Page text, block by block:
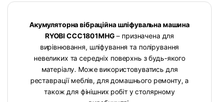
Акумуляторна вібраційна шліфувальна машина
RYOBI CCC1801MHG – призначена для
вирівнювання, шліфування та полірування
невеликих та середніх поверхнь з будь-якого
матеріалу. Може використовуватись для
реставрації меблів, для домашнього ремонту, а
також для фінішних робіт у столярному